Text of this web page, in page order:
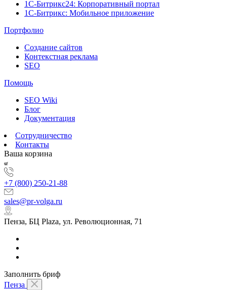
1С-Битрикс24: Корпоративный портал
1С-Битрикс: Мобильное приложение
Портфолио
Создание сайтов
Контекстная реклама
SEO
Помощь
SEO Wiki
Блог
Документация
Сотрудничество
Контакты
Ваша корзина
+7 (800) 250-21-88
sales@pr-volga.ru
Пенза, БЦ Plaza, ул. Революционная, 71
Заполнить бриф
Пенза